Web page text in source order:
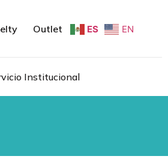
Outlet ES EN
Institucional